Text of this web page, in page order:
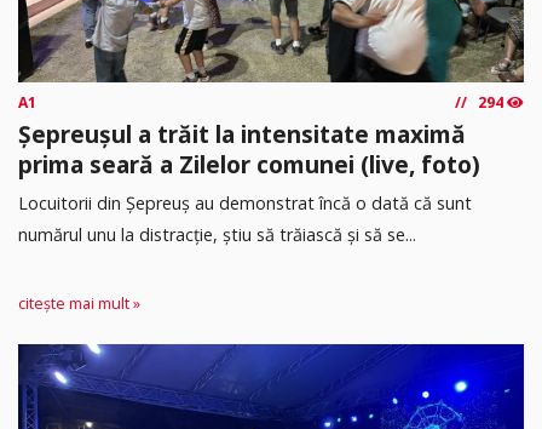
A1 294
Șepreușul a trăit la intensitate maximă
prima seară a Zilelor comunei (live, foto)
Locuitorii din Șepreuș au demonstrat încă o dată că sunt
numărul unu la distracție, știu să trăiască și să se...
citește mai mult »